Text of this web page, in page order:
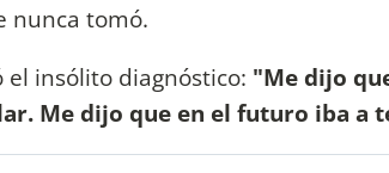
nunca tomó.
el insólito diagnóstico: "Me dijo
Me dijo que en el futuro iba a